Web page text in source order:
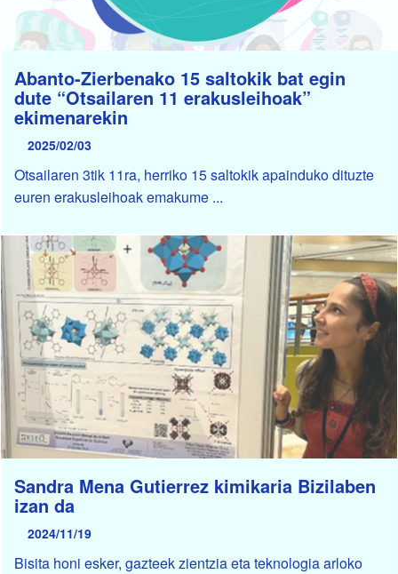
Abanto-Zierbenako 15 saltokik bat egin
dute “Otsailaren 11 erakusleihoak”
ekimenarekin
2025/02/03
Otsailaren 3tik 11ra, herriko 15 saltokik apainduko dituzte
euren erakusleihoak emakume ...
Sandra Mena Gutierrez kimikaria Bizilaben
izan da
2024/11/19
Bisita honi esker, gazteek zientzia eta teknologia arloko